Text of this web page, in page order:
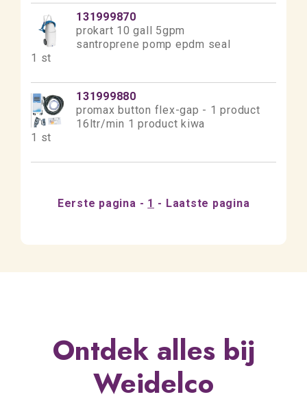
131999870
prokart 10 gall 5gpm
santroprene pomp epdm seal
1 st
131999880
promax button flex-gap - 1 product
16ltr/min 1 product kiwa
1 st
Eerste pagina 1 Laatste pagina
Ontdek alles bij
Weidelco